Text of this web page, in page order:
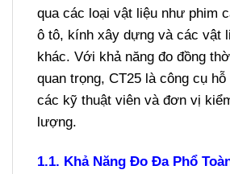
qua các loại vật liệu như phim
ô tô, kính xây dựng và các vật
khác. Với khả năng đo đồng
quan trọng, CT25 là công cụ
các kỹ thuật viên và đơn vị
lượng.
1.1. Khả Năng Đo Đa Phổ